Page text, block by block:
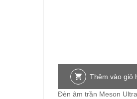
Thêm vào giỏ
Đèn âm trần Meson